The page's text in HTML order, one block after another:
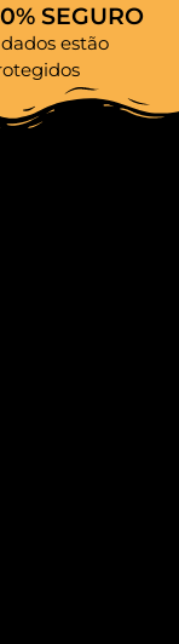
SEGURO
estão